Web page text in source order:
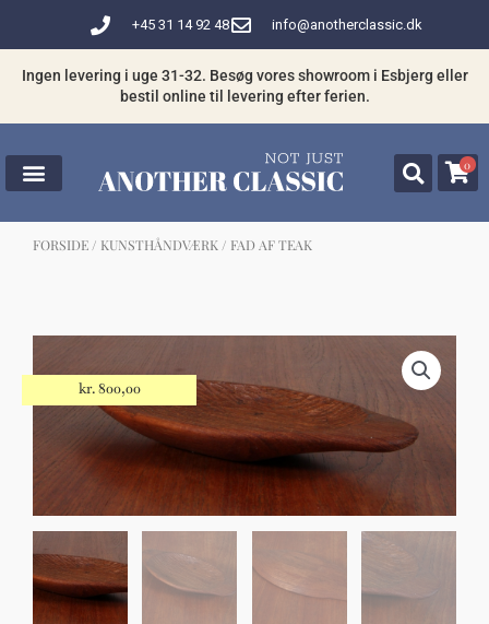
indholdet
+45 31 14 92 48 info@anotherclassic.dk
Ingen levering i uge 31-32. Besøg vores showroom i Esbjerg eller
bestil online til levering efter ferien.
0
FORSIDE / KUNSTHÅNDVÆRK / FAD AF TEAK
have din interesse?
kr.800,00